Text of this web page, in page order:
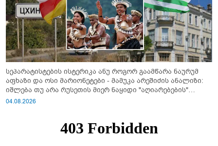
სეპარატისტების ისტერიკა ანუ როგორ გაამწარა ნაურუმ
აფხაზი და ოსი მარიონეტები - მამუკა არეშიძის ანალიზი:
იშლება თუ არა რუსეთის მიერ ნაყიდი "აღიარებების"
სისტემა?!
04.08.2026